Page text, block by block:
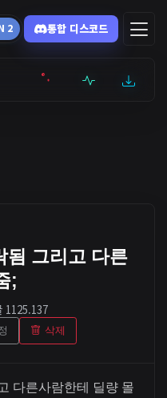
2 통합 디스코드
서버현황최근기록잉미
됨 그리고 다른
;
1 125.137
삭제
다른사람한테 딜량 몰